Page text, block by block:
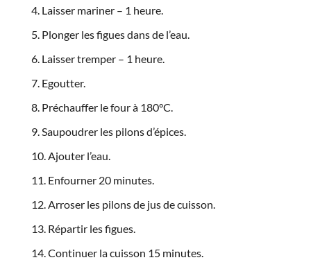
Laisser mariner – 1 heure.
Plonger les figues dans de l’eau.
Laisser tremper – 1 heure.
Egoutter.
Préchauffer le four à 180°C.
Saupoudrer les pilons d’épices.
Ajouter l’eau.
Enfourner 20 minutes.
Arroser les pilons de jus de cuisson.
Répartir les figues.
Continuer la cuisson 15 minutes.